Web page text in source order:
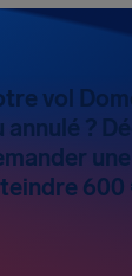
vol
annulé ?
600